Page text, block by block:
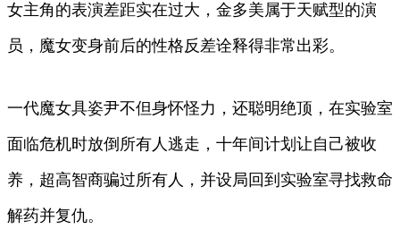
女主角的表演差距实在过大，金多美属于天赋型的演
员，魔女变身前后的性格反差诠释得非常出彩。
一代魔女具姿尹不但身怀怪力，还聪明绝顶，在实验室
面临危机时放倒所有人逃走，十年间计划让自己被收
养，超高智商骗过所有人，并设局回到实验室寻找救命
解药并复仇。